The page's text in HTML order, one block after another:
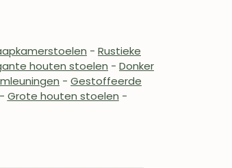
- Rustieke
houten stoelen - Donker
- Gestoffeerde
- Grote houten stoelen -